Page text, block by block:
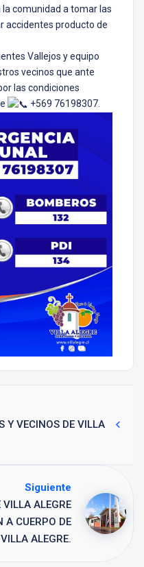
la comunidad a tomar las
accidentes producto de
Vallejos y equipo
vecinos que ante
las condiciones
+569 76198307.
Y VECINOS DE VILLA
Siguiente
ALEGRE
A CUERPO DE
ALEGRE.